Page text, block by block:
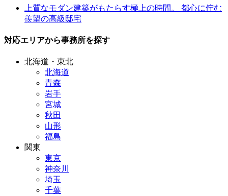
上質なモダン建築がもたらす極上の時間。 都心に佇む
羨望の高級邸宅
対応エリアから事務所を探す
北海道・東北
北海道
青森
岩手
宮城
秋田
山形
福島
関東
東京
神奈川
埼玉
千葉